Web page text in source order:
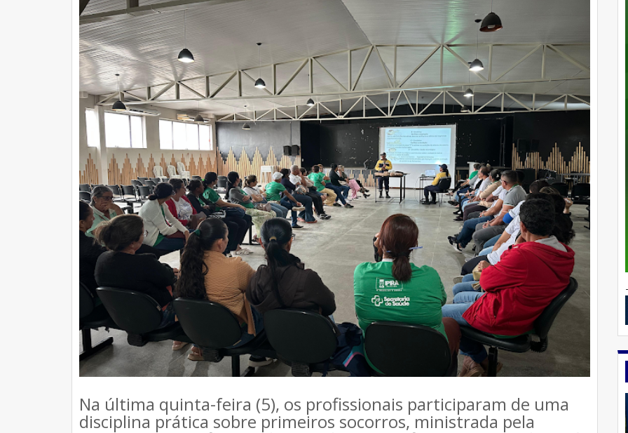
Na última quinta-feira (5), os profissionais participaram de uma
disciplina prática sobre primeiros socorros, ministrada pela